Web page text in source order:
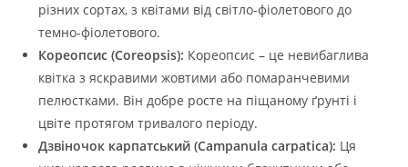
різних сортах, з квітами від світло-фіолетового до
темно-фіолетового.
Кореопсис (Coreopsis): Кореопсис – це невибаглива
квітка з яскравими жовтими або помаранчевими
пелюстками. Він добре росте на піщаному ґрунті і
цвіте протягом тривалого періоду.
Дзвіночок карпатський (Campanula carpatica): Ця